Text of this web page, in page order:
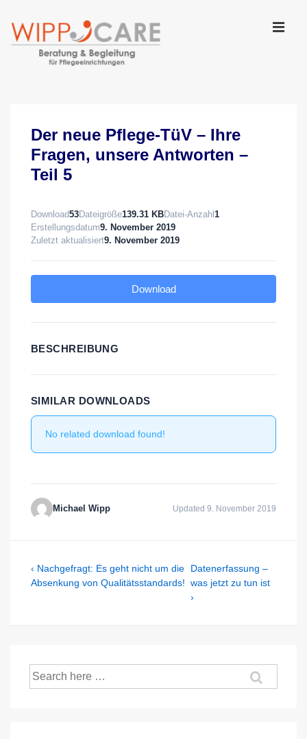
Zum
Inhalt
Der neue Pflege-TüV – Ihre
Fragen, unsere Antworten –
Teil 5
Download53Dateigröße139.31 KBDatei-Anzahl 1
Erstellungsdatum9. November 2019
Zuletzt aktualisiert9. November 2019
Download
BESCHREIBUNG
SIMILAR DOWNLOADS
No related download found!
Michael Wipp Updated 9. November 2019
Beitragsnavigation
Previous
Post
‹ Nachgefragt: Es geht nicht um die
Absenkung von Qualitätsstandards!
Next
Post
is
Datenerfassung –
was jetzt zu tun ist
›
Suche
nach: